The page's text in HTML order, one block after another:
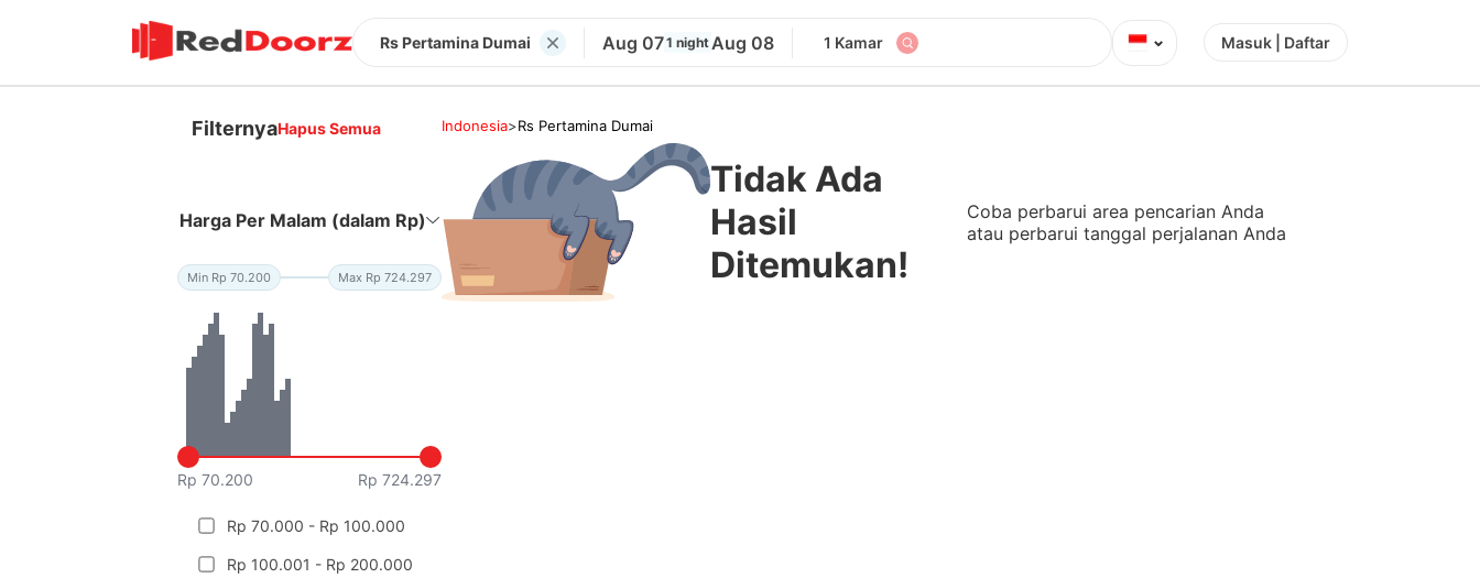
Rs Pertamina Dumai Aug 071 night Aug 08 1 Kamar ⌄ Masuk | Daftar
FilternyaHapus Semua
Harga Per Malam (dalam Rp)
Min Rp 70.200 Max Rp 724.297
Rp 70.200 Rp 724.297
Rp 70.000 - Rp 100.000
Rp 100.001 - Rp 200.000
Indonesia>Rs Pertamina Dumai
Tidak Ada
Hasil
Ditemukan!
Coba perbarui area pencarian Anda
atau perbarui tanggal perjalanan Anda